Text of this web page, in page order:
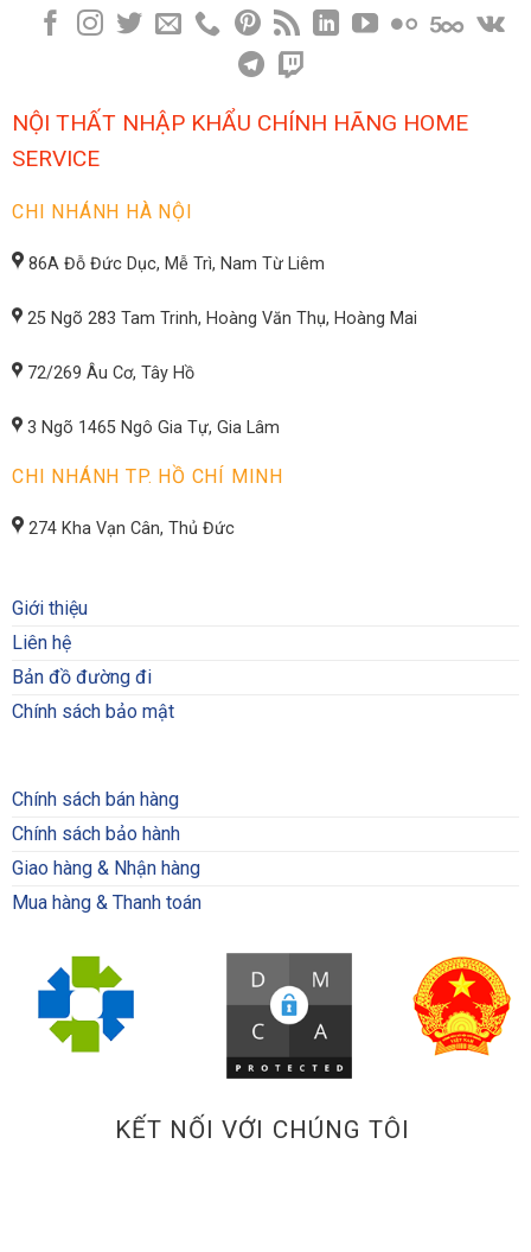
NỘI THẤT NHẬP KHẨU CHÍNH HÃNG HOME
SERVICE
CHI NHÁNH HÀ NỘI
86A Đỗ Đức Dục, Mễ Trì, Nam Từ Liêm
25 Ngõ 283 Tam Trinh, Hoàng Văn Thụ, Hoàng Mai
72/269 Âu Cơ, Tây Hồ
3 Ngõ 1465 Ngô Gia Tự, Gia Lâm
CHI NHÁNH TP. HỒ CHÍ MINH
274 Kha Vạn Cân, Thủ Đức
Giới thiệu
Liên hệ
Bản đồ đường đi
Chính sách bảo mật
Chính sách bán hàng
Chính sách bảo hành
Giao hàng & Nhận hàng
Mua hàng & Thanh toán
KẾT NỐI VỚI CHÚNG TÔI